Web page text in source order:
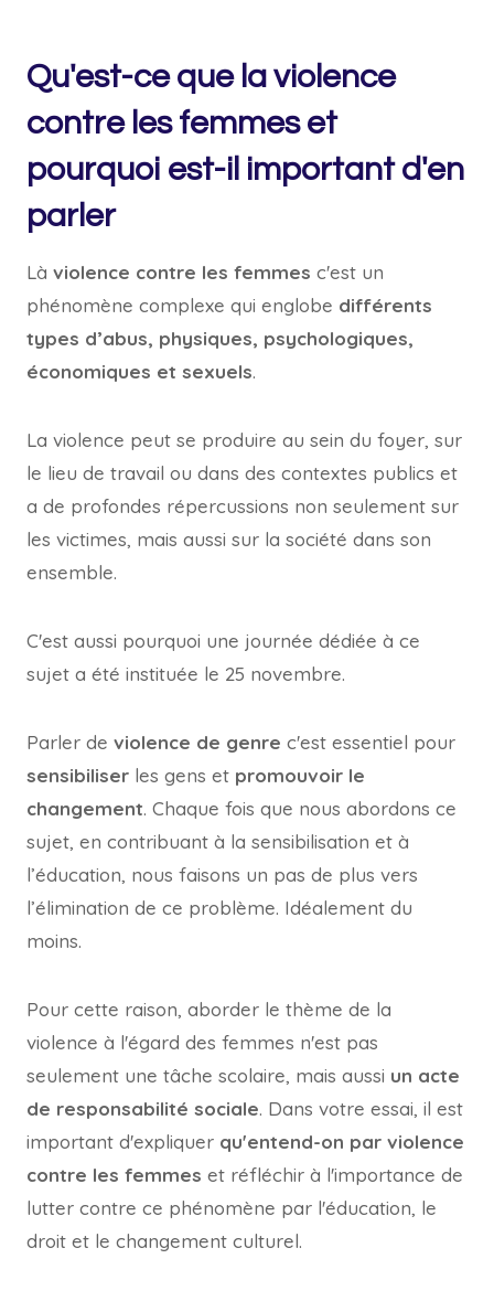
Qu'est-ce que la violence
contre les femmes et
pourquoi est-il important d'en
parler
Là violence contre les femmes c'est un
phénomène complexe qui englobe différents
types d’abus, physiques, psychologiques,
économiques et sexuels.
La violence peut se produire au sein du foyer, sur
le lieu de travail ou dans des contextes publics et
a de profondes répercussions non seulement sur
les victimes, mais aussi sur la société dans son
ensemble.
C'est aussi pourquoi une journée dédiée à ce
sujet a été instituée le 25 novembre.
Parler de violence de genre c'est essentiel pour
sensibiliser les gens et promouvoir le
changement. Chaque fois que nous abordons ce
sujet, en contribuant à la sensibilisation et à
l’éducation, nous faisons un pas de plus vers
l’élimination de ce problème. Idéalement du
moins.
Pour cette raison, aborder le thème de la
violence à l'égard des femmes n'est pas
seulement une tâche scolaire, mais aussi un acte
de responsabilité sociale. Dans votre essai, il est
important d'expliquer qu'entend-on par violence
contre les femmes et réfléchir à l'importance de
lutter contre ce phénomène par l'éducation, le
droit et le changement culturel.